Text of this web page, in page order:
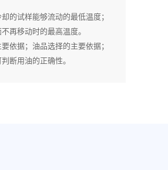
的试样能够流动的最低温度；
再移动时的最高温度。
依据；油品选择的主要依据；
断用油的正确性。